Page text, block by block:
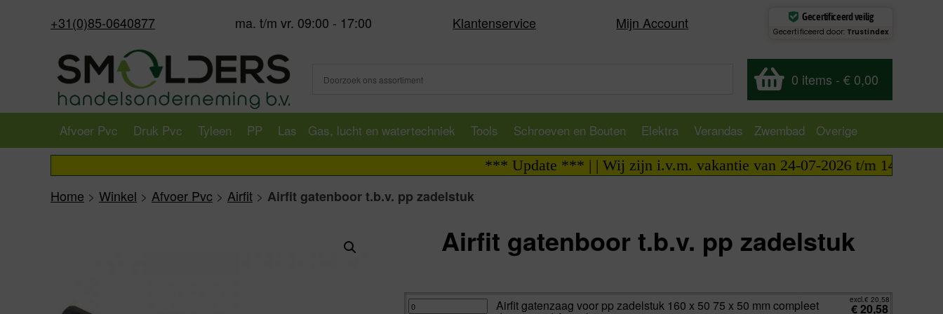
+31(0)85-0640877 ma. t/m vr. 09:00 - 17:00 Klantenservice Mijn Account Gecertificeerd veilig
Gecertificeerd door: Trustindex
0 items - € 0,00
Afvoer Pvc Druk Pvc Tyleen PP Las Gas, lucht en watertechniek Tools Schroeven en Bouten Elektra Verandas Zwembad
Overige
*** Update *** | | Wij zijn i.v.m. vakantie van 24-07-2026 t/m 14-08-2026
Home > Winkel > Afvoer Pvc > Airfit > Airfit gatenboor t.b.v. pp zadelstuk
Airfit gatenboor t.b.v. pp zadelstuk
Airfit
gatenzaag Airfit gatenzaag voor pp zadelstuk 160 x 50 75 x 50 mm compleet excl.€ 20,58
€20,58